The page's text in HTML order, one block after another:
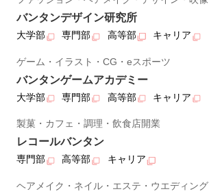
バンタンデザイン研究所
大学部 専門部 高等部 キャリア
ゲーム・イラスト・CG・eスポーツ
バンタンゲームアカデミー
大学部 専門部 高等部 キャリア
製菓・カフェ・調理・飲食店開業
レコールバンタン
専門部 高等部 キャリア
ヘアメイク・ネイル・エステ・ウエディング